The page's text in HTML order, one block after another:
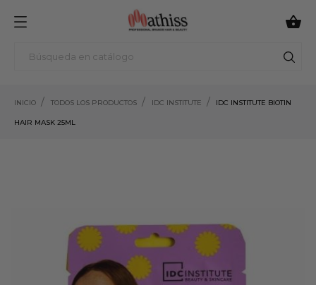

INICIO TODOS LOS PRODUCTOS IDC INSTITUTE IDC INSTITUTE BIOTIN
HAIR MASK 25ML